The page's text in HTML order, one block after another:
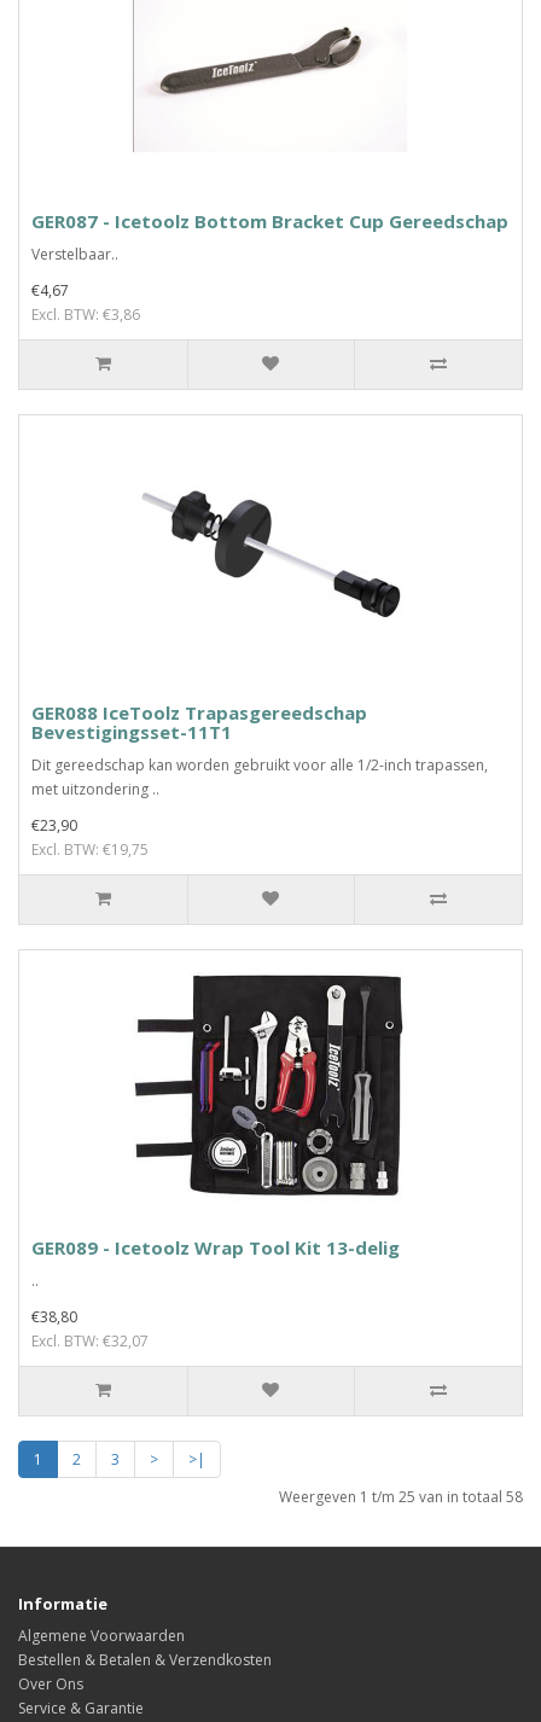
GER087 - Icetoolz Bottom Bracket Cup Gereedschap
Verstelbaar..
€4,67
Excl. BTW: €3,86
GER088 IceToolz Trapasgereedschap
Bevestigingsset-11T1
Dit gereedschap kan worden gebruikt voor alle 1/2-inch trapassen,
met uitzondering ..
€23,90
Excl. BTW: €19,75
GER089 - Icetoolz Wrap Tool Kit 13-delig
..
€38,80
Excl. BTW: €32,07
1 2 3 >
>|
Weergeven 1 t/m 25 van in totaal 58
Informatie
Algemene Voorwaarden
Bestellen & Betalen & Verzendkosten
Over Ons
Service & Garantie